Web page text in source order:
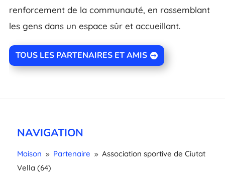
renforcement de la communauté, en rassemblant
les gens dans un espace sûr et accueillant.
TOUS LES PARTENAIRES ET AMIS
NAVIGATION
Maison 9 Partenaire 9 Association sportive de Ciutat
Vella (64)